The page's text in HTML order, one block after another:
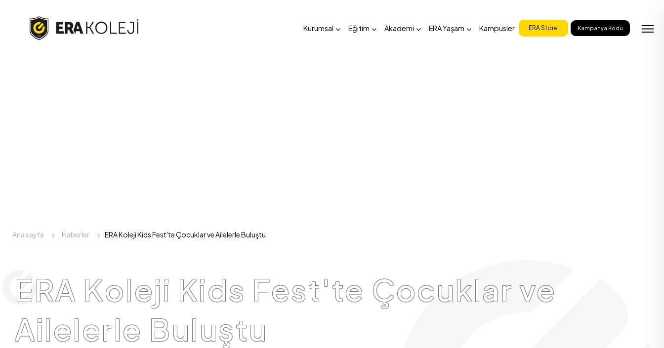
Kurumsal Eğitim Akademi ERA Yaşam Kampüsler ERA Store Kampanya Kodu
Ana sayfa Haberler ERA Koleji Kids Fest'te Çocuklar ve Ailelerle Buluştu
ERA Koleji Kids Fest'te Çocuklar ve
Ailelerle Buluştu